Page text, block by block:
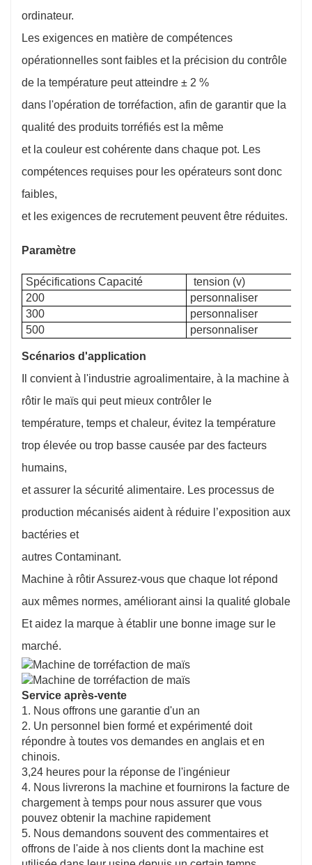
ordinateur.
Les exigences en matière de compétences
opérationnelles sont faibles et la précision du contrôle
de la température peut atteindre ± 2 %
dans l'opération de torréfaction, afin de garantir que la
qualité des produits torréfiés est la même
et la couleur est cohérente dans chaque pot. Les
compétences requises pour les opérateurs sont donc
faibles,
et les exigences de recrutement peuvent être réduites.
Paramètre
Spécifications Capacité
tension (v)
200
personnaliser
300
personnaliser
500
personnaliser
Scénarios d'application
Il convient à l'industrie agroalimentaire, à la machine à
rôtir le maïs qui peut mieux contrôler le
température, temps et chaleur, évitez la température
trop élevée ou trop basse causée par des facteurs
humains,
et assurer la sécurité alimentaire. Les processus de
production mécanisés aident à réduire l’exposition aux
bactéries et
autres Contaminant.
Machine à rôtir Assurez-vous que chaque lot répond
aux mêmes normes, améliorant ainsi la qualité globale
Et aidez la marque à établir une bonne image sur le
marché.
Service après-vente
1. Nous offrons une garantie d'un an
2. Un personnel bien formé et expérimenté doit
répondre à toutes vos demandes en anglais et en
chinois.
3,24 heures pour la réponse de l'ingénieur
4. Nous livrerons la machine et fournirons la facture de
chargement à temps pour nous assurer que vous
pouvez obtenir la machine rapidement
5. Nous demandons souvent des commentaires et
offrons de l'aide à nos clients dont la machine est